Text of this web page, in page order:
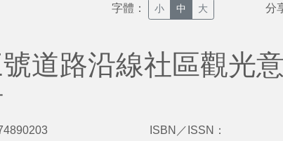
字體： 小 中 大 分
道路沿線社區觀光
ISBN／ISSN：